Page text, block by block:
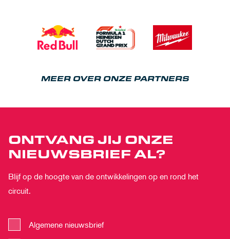
MEER OVER ONZE PARTNERS
ONTVANG JIJ ONZE
NIEUWSBRIEF AL?
Blijf op de hoogte van de ontwikkelingen op en rond het
circuit.
Algemene nieuwsbrief